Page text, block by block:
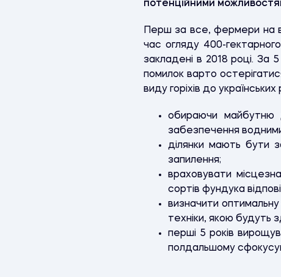
потенційними
Перш за все, фермери на
час огляду 400-
закладені в 2018 році. За
помилок варто
виду горіхів до
обираючи майбутню
забезпечення
ділянки мають бути
запилення;
враховувати
сортів фундука
визначити
техніки, якою будуть
перші 5 років
полдальшому